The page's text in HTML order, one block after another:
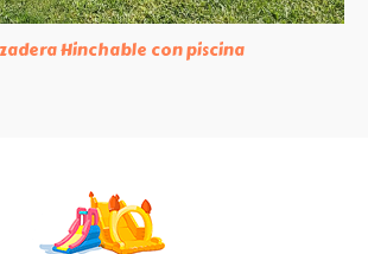
Hinchable con piscina